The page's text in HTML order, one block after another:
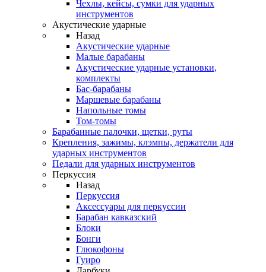
Чехлы, кейсы, сумки для ударных
инструментов
Акустические ударные
Назад
Акустические ударные
Mалые барабаны
Акустические ударные установки,
комплекты
Бас-барабаны
Маршевые барабаны
Напольные томы
Том-томы
Барабанные палочки, щетки, руты
Крепления, зажимы, клэмпы, держатели для
ударных инструментов
Педали для ударных инструментов
Перкуссия
Назад
Перкуссия
Аксессуары для перкуссии
Барабан кавказский
Блоки
Бонги
Глюкофоны
Гуиро